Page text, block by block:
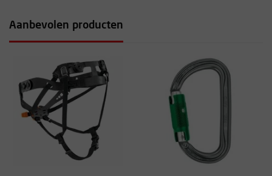
Aanbevolen producten